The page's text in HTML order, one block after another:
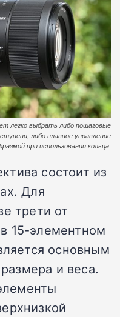
легко выбрать либо пошаговые
либо плавное управление
при использовании кольца.
состоит из
Для
трети от
15-элементном
основным
и веса.